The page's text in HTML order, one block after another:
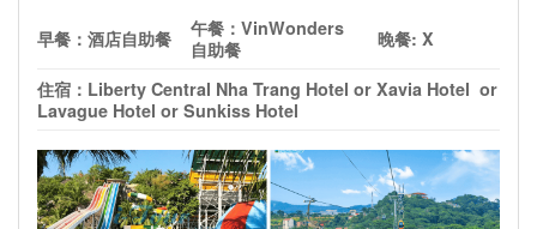
早餐：酒店自助餐 午餐：VinWonders
自助餐
晚餐:X
住宿： Liberty Central Nha Trang Hotel or Xavia Hotel or
Lavague Hotel or Sunkiss Hotel